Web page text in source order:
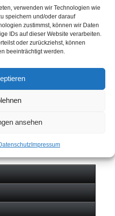
verwenden wir Technologien wie
speichern und/oder darauf
zustimmst, können wir Daten
IDs auf dieser Website verarbeiten.
oder zurückziehst, können
beeinträchtigt werden.
ansehen
Impressum